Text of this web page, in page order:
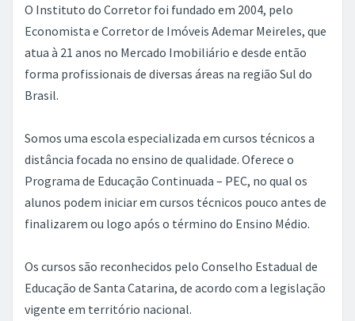
O Instituto do Corretor foi fundado em 2004, pelo
Economista e Corretor de Imóveis Ademar Meireles, que
atua à 21 anos no Mercado Imobiliário e desde então
forma profissionais de diversas áreas na região Sul do
Brasil.
Somos uma escola especializada em cursos técnicos a
distância focada no ensino de qualidade. Oferece o
Programa de Educação Continuada – PEC, no qual os
alunos podem iniciar em cursos técnicos pouco antes de
finalizarem ou logo após o término do Ensino Médio.
Os cursos são reconhecidos pelo Conselho Estadual de
Educação de Santa Catarina, de acordo com a legislação
vigente em território nacional.